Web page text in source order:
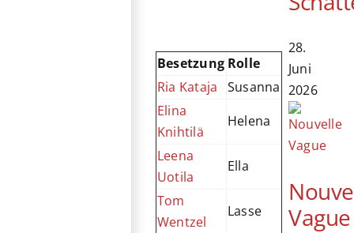
Besetzung Rolle
Ria Kataja
Susanna
Elina
Knihtilä
Helena
Leena
Uotila
Ella
Tom
Wentzel
Lasse
28.
Juni
2026
Vague